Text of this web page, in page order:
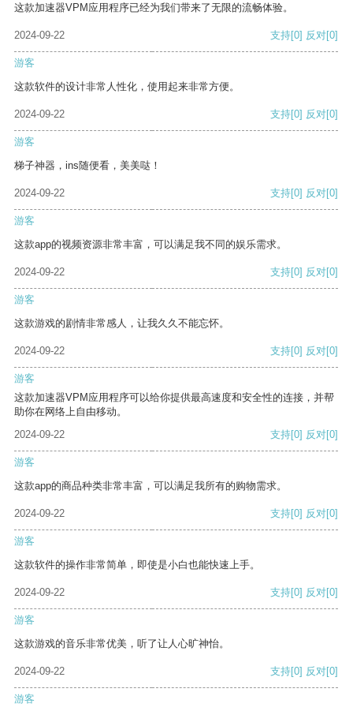
这款加速器VPM应用程序已经为我们带来了无限的流畅体验。
2024-09-22 支持[0] 反对[0]
游客
这款软件的设计非常人性化，使用起来非常方便。
2024-09-22 支持[0] 反对[0]
游客
梯子神器，ins随便看，美美哒！
2024-09-22 支持[0] 反对[0]
游客
这款app的视频资源非常丰富，可以满足我不同的娱乐需求。
2024-09-22 支持[0] 反对[0]
游客
这款游戏的剧情非常感人，让我久久不能忘怀。
2024-09-22 支持[0] 反对[0]
游客
这款加速器VPM应用程序可以给你提供最高速度和安全性的连接，并帮
助你在网络上自由移动。
2024-09-22
支持[0] 反对[0]
游客
这款app的商品种类非常丰富，可以满足我所有的购物需求。
2024-09-22 支持[0] 反对[0]
游客
这款软件的操作非常简单，即使是小白也能快速上手。
2024-09-22 支持[0] 反对[0]
游客
这款游戏的音乐非常优美，听了让人心旷神怡。
2024-09-22 支持[0] 反对[0]
游客